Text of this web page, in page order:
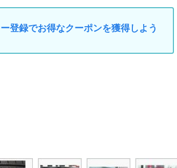
登録でお得なクーポンを獲得しよう